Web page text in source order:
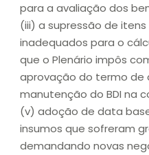
para a avaliação dos
(iii) a supressão de
inadequados para o
que o Plenário impôs
aprovação do termo
manutenção do BDI na
(v) adoção de data
insumos que sofreram
demandando novas